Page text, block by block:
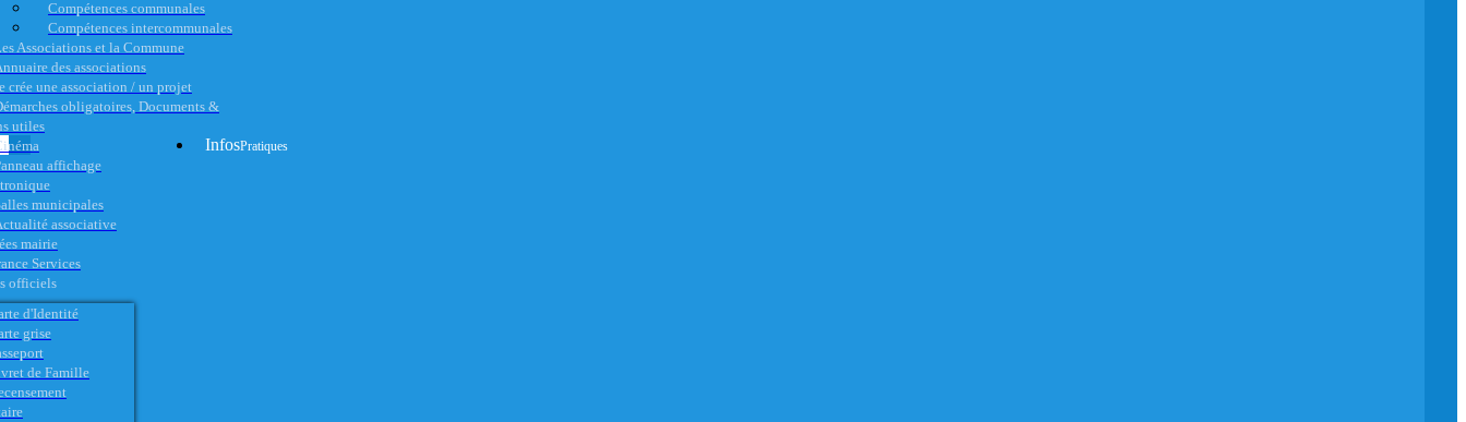
Compétences communales
Compétences intercommunales
Associations et la Commune
des associations
crée une association / un projet
obligatoires, Documents &
utiles
affichage
municipales
associative
InfosPratiques
mairie
Services
officiels
d'Identité
grise
de Famille